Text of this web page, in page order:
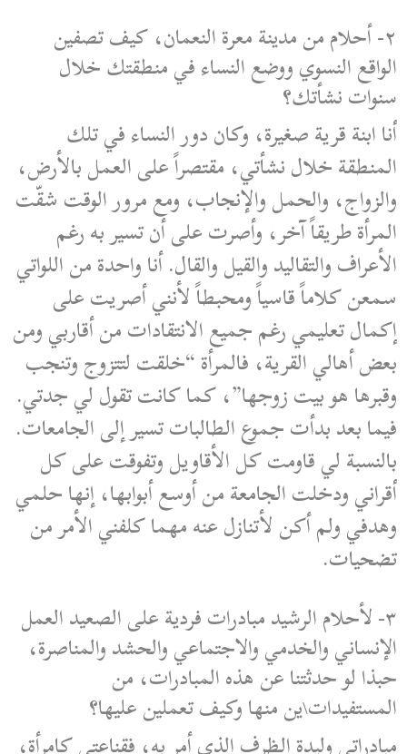
٢- أحلام من مدينة معرة النعمان، كيف تصفين
الواقع النسوي ووضع النساء في منطقتك خلال
سنوات نشأتك؟
أنا ابنة قرية صغيرة، وكان دور النساء في تلك
المنطقة خلال نشأتي، مقتصراً على العمل بالأرض،
والزواج، والحمل والإنجاب، ومع مرور الوقت شقّت
المرأة طريقاً آخر، وأصرت على أن تسير به رغم
الأعراف والتقاليد والقيل والقال. أنا واحدة من اللواتي
سمعن كلاماً قاسياً ومحبطاً لأنني أصريت على
إكمال تعليمي رغم جميع الانتقادات من أقاربي ومن
بعض أهالي القرية، فالمرأة “خلقت لتتزوج وتنجب
وقبرها هو بيت زوجها”، كما كانت تقول لي جدتي.
فيما بعد بدأت جموع الطالبات تسير إلى الجامعات.
بالنسبة لي قاومت كل الأقاويل وتفوقت على كل
أقراني ودخلت الجامعة من أوسع أبوابها، إنها حلمي
وهدفي ولم أكن لأتنازل عنه مهما كلفني الأمر من
تضحيات.
٣- لأحلام الرشيد مبادرات فردية على الصعيد العمل
الإنساني والخدمي والاجتماعي والحشد والمناصرة،
حبذا لو حدثتنا عن هذه المبادرات، من
المستفيدات\ين منها وكيف تعملين عليها؟